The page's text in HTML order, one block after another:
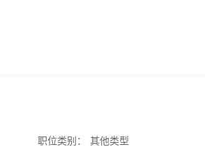
职位类别：
其他类型